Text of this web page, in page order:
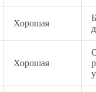
Хорошая
Хорошая